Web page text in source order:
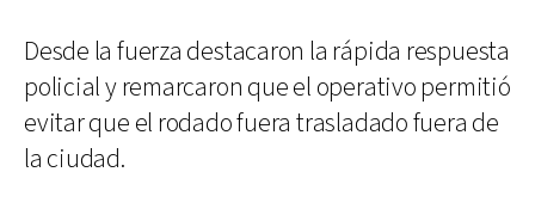
Desde la fuerza destacaron la rápida respuesta
policial y remarcaron que el operativo permitió
evitar que el rodado fuera trasladado fuera de
la ciudad.